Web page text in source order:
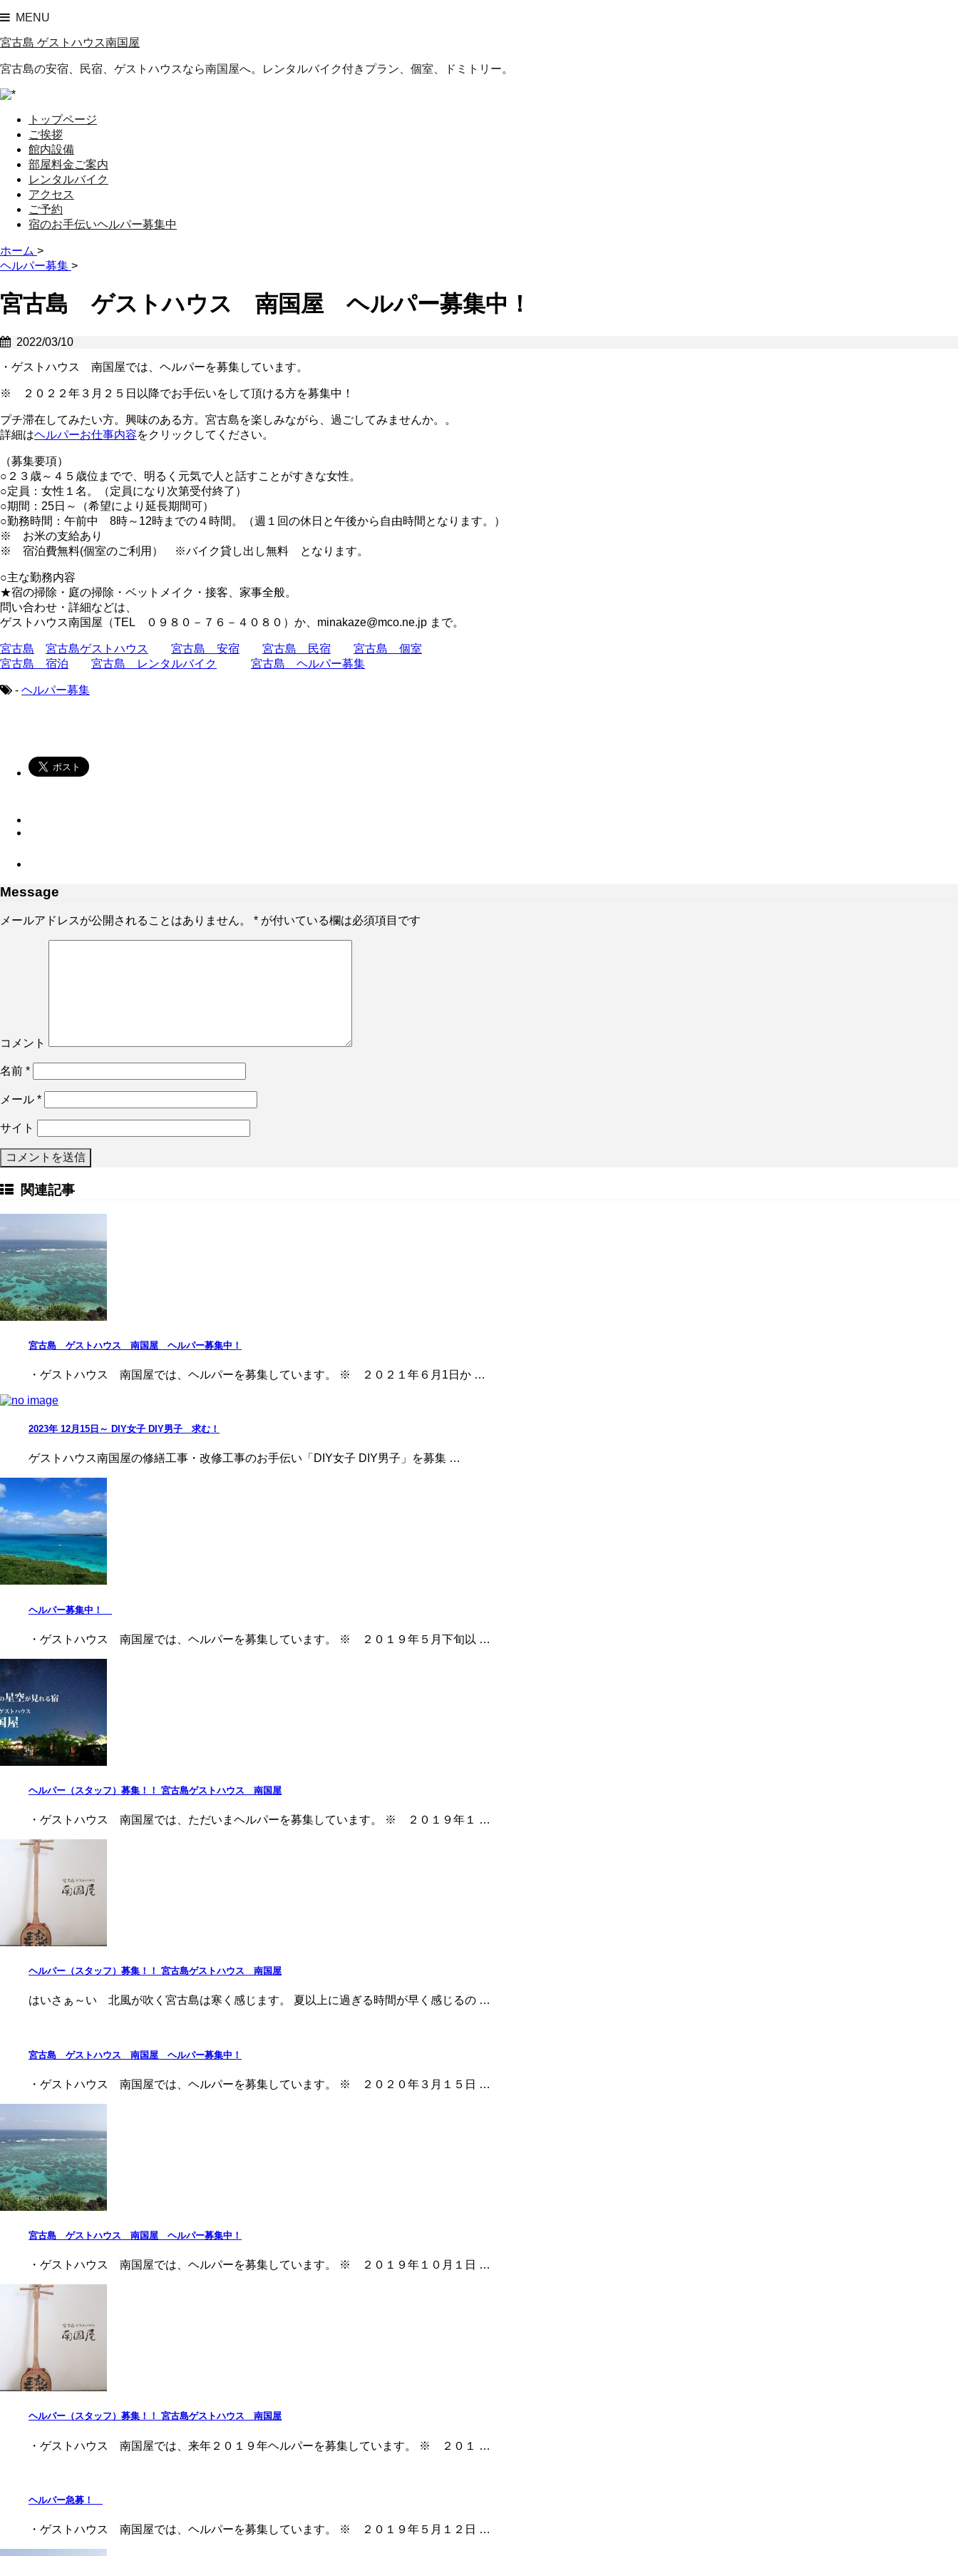
MENU
宮古島 ゲストハウス南国屋
宮古島の安宿、民宿、ゲストハウスなら南国屋へ。レンタルバイク付きプラン、個室、ドミトリー。
トップページ
ご挨拶
館内設備
部屋料金ご案内
レンタルバイク
アクセス
ご予約
宿のお手伝いヘルパー募集中
ホーム >
ヘルパー募集 >
宮古島 ゲストハウス 南国屋 ヘルパー募集中！
2022/03/10
・ゲストハウス 南国屋では、ヘルパーを募集しています。
※ ２０２２年３月２５日以降でお手伝いをして頂ける方を募集中！
プチ滞在してみたい方。興味のある方。宮古島を楽しみながら、過ごしてみませんか。。
詳細はヘルパーお仕事内容をクリックしてください。
（募集要項）
○２３歳～４５歳位までで、明るく元気で人と話すことがすきな女性。
○定員：女性１名。（定員になり次第受付終了）
○期間：25日～（希望により延長期間可）
○勤務時間：午前中 8時～12時までの４時間。（週１回の休日と午後から自由時間となります。）
※ お米の支給あり
※ 宿泊費無料(個室のご利用） ※バイク貸し出し無料 となります。
○主な勤務内容
★宿の掃除・庭の掃除・ベットメイク・接客、家事全般。
問い合わせ・詳細などは、
ゲストハウス南国屋（TEL ０９８０－７６－４０８０）か、minakaze@mco.ne.jp まで。
宮古島 宮古島ゲストハウス 宮古島 安宿 宮古島 民宿
宮古島 個室
宮古島 宿泊
宮古島 レンタルバイク 宮古島 ヘルパー募集
- ヘルパー募集
Message
メールアドレスが公開されることはありません。 * が付いている欄は必須項目です
コメント
名前 *
メール *
サイト
関連記事
宮古島 ゲストハウス 南国屋 ヘルパー募集中！
・ゲストハウス 南国屋では、ヘルパーを募集しています。 ※ ２０２１年６月1日か …
2023年 12月15日～ DIY女子 DIY男子 求む！
ゲストハウス南国屋の修繕工事・改修工事のお手伝い「DIY女子 DIY男子」を募集 …
ヘルパー募集中！
・ゲストハウス 南国屋では、ヘルパーを募集しています。 ※ ２０１９年５月下旬以 …
ヘルパー（スタッフ）募集！！ 宮古島ゲストハウス 南国屋
・ゲストハウス 南国屋では、ただいまヘルパーを募集しています。 ※ ２０１９年１ …
ヘルパー（スタッフ）募集！！ 宮古島ゲストハウス 南国屋
はいさぁ～い 北風が吹く宮古島は寒く感じます。 夏以上に過ぎる時間が早く感じるの …
宮古島 ゲストハウス 南国屋 ヘルパー募集中！
・ゲストハウス 南国屋では、ヘルパーを募集しています。 ※ ２０２０年３月１５日 …
宮古島 ゲストハウス 南国屋 ヘルパー募集中！
・ゲストハウス 南国屋では、ヘルパーを募集しています。 ※ ２０１９年１０月１日 …
ヘルパー（スタッフ）募集！！ 宮古島ゲストハウス 南国屋
・ゲストハウス 南国屋では、来年２０１９年ヘルパーを募集しています。 ※ ２０１ …
ヘルパー急募！
・ゲストハウス 南国屋では、ヘルパーを募集しています。 ※ ２０１９年５月１２日 …